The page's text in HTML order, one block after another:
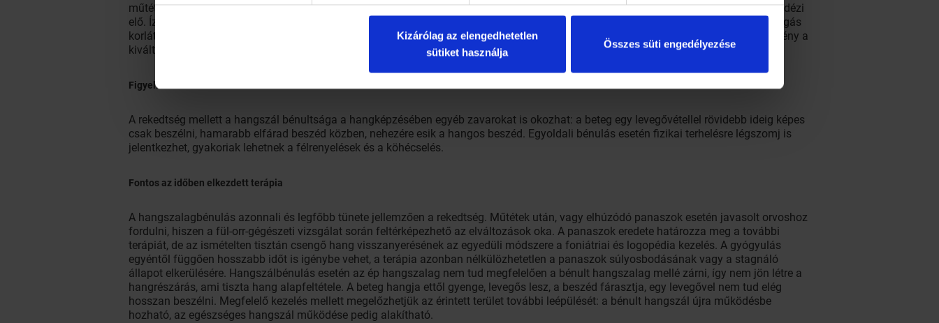
Kizárólag az elengedhetetlen
sütiket használja
Összes süti engedélyezése
műtétek után tapasztalható. A hangszálbénulás daganatos betegség első figyelmeztető tünete is lehet: gyakran pajzsmirigydaganat idézi
elő. Ízületi gyulladásos betegeknél is előfordulhat: ha a betegség tünetei a gége kisízületei területén is jelentkeznek, a hangszalagmozgás
korlátozódik, vagy akar meg is szünhet. Előfordul még az idiopátiás (ismeretlen eredetű) eset, amikor a vizsgálatok során nem derül fény a
kiváltó okokra.
Figyelmeztető tünetek
A rekedtség mellett a hangszál bénultsága a hangképzésében egyéb zavarokat is okozhat: a beteg egy levegővétellel rövidebb ideig képes
csak beszélni, hamarabb elfárad beszéd közben, nehezére esik a hangos beszéd. Egyoldali bénulás esetén fizikai terhelésre légszomj is
jelentkezhet, gyakoriak lehetnek a félrenyelések és a köhécselés.
Fontos az időben elkezdett terápia
A hangszalagbénulás azonnali és legfőbb tünete jellemzően a rekedtség. Műtétek után, vagy elhúzódó panaszok esetén javasolt orvoshoz
fordulni, hiszen a fül-orr-gégészeti vizsgálat során feltérképezhető az elváltozások oka. A panaszok eredete határozza meg a további
terápiát, de az ismételten tisztán csengő hang visszanyerésének az egyedüli módszere a foniátriai és logopédia kezelés. A gyógyulás
egyéntől függően hosszabb időt is igénybe vehet, a terápia azonban nélkülözhetetlen a panaszok súlyosbodásának vagy a stagnáló
állapot elkerülésére. Hangszálbénulás esetén az ép hangszalag nem tud megfelelően a bénult hangszalag mellé zárni, így nem jön létre a
hangrészárás, ami tiszta hang alapfeltétele. A beteg hangja ettől gyenge, levegős lesz, a beszéd fárasztja, egy levegővel nem tud elég
hosszan beszélni. Megfelelő kezelés mellett megelőzhetjük az érintett terület további leépülését: a bénult hangszál újra működésbe
hozható, az egészséges hangszál működése pedig alakítható.